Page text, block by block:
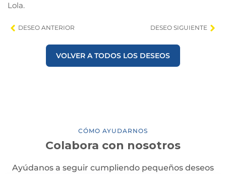
Lola.
DESEO ANTERIOR DESEO SIGUIENTE
VOLVER A TODOS LOS DESEOS
CÓMO AYUDARNOS
Colabora con nosotros
Ayúdanos a seguir cumpliendo pequeños deseos